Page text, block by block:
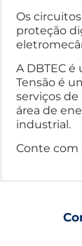
Os
proteção
A DBTEC
Tensão é
serviços
área de
industrial.
Conte com